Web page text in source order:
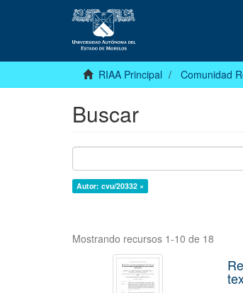
RIAA Principal Comunidad
Buscar
Autor: cvu/20332 ×
Mostrando recursos 1-10 de 18